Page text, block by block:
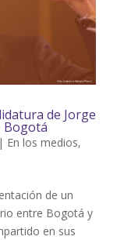
de Jorge
Bogotá
| En los medios,
de un
entre Bogotá y
en sus